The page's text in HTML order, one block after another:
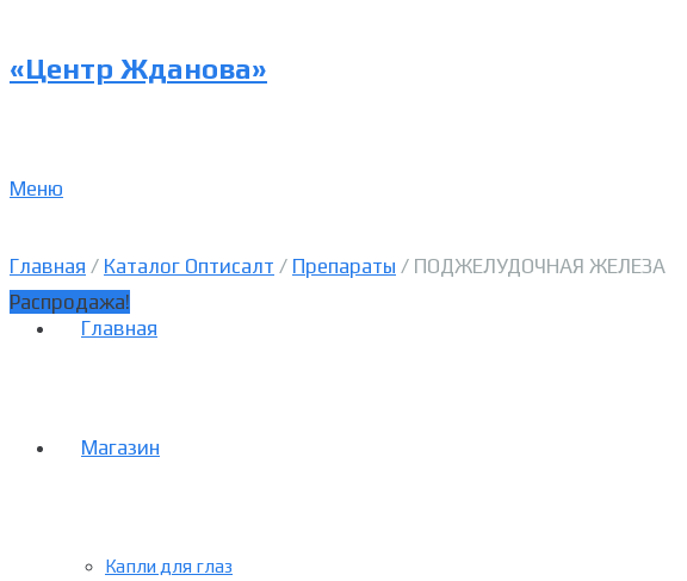
«Центр Жданова»
Меню
Главная
Магазин
Капли для глаз
Главная / Каталог Оптисалт / Препараты / ПОДЖЕЛУДОЧНАЯ ЖЕЛЕЗА
Распродажа!